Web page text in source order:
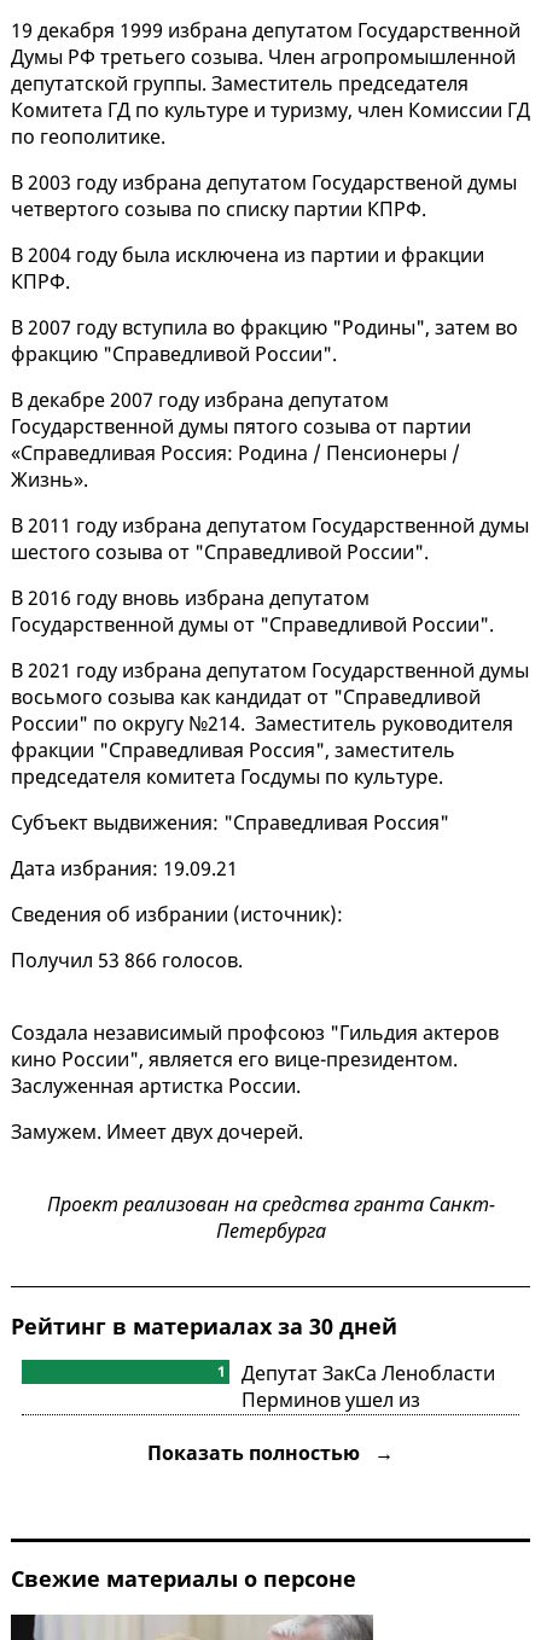
19 декабря 1999 избрана депутатом Государственной
Думы РФ третьего созыва. Член агропромышленной
депутатской группы. Заместитель председателя
Комитета ГД по культуре и туризму, член Комиссии ГД
по геополитике.
В 2003 году избрана депутатом Государственой думы
четвертого созыва по списку партии КПРФ.
В 2004 году была исключена из партии и фракции
КПРФ.
В 2007 году вступила во фракцию "Родины", затем во
фракцию "Справедливой России".
В декабре 2007 году избрана депутатом
Государственной думы пятого созыва от партии
«Справедливая Россия: Родина / Пенсионеры /
Жизнь».
В 2011 году избрана депутатом Государственной думы
шестого созыва от "Справедливой России".
В 2016 году вновь избрана депутатом
Государственной думы от "Справедливой России".
В 2021 году избрана депутатом Государственной думы
восьмого созыва как кандидат от "Справедливой
России" по округу №214. Заместитель руководителя
фракции "Справедливая Россия", заместитель
председателя комитета Госдумы по культуре.
Субъект выдвижения: "Справедливая Россия"
Дата избрания: 19.09.21
Сведения об избрании (источник):
Получил 53 866 голосов.
Создала независимый профсоюз "Гильдия актеров
кино России", является его вице-президентом.
Заслуженная артистка России.
Замужем. Имеет двух дочерей.
Проект реализован на средства гранта Санкт-
Петербурга
Рейтинг в материалах за 30 дней
1
Депутат ЗакСа Ленобласти
Перминов ушел из
"Зеленым"
Показать полностью →
Свежие материалы о персоне